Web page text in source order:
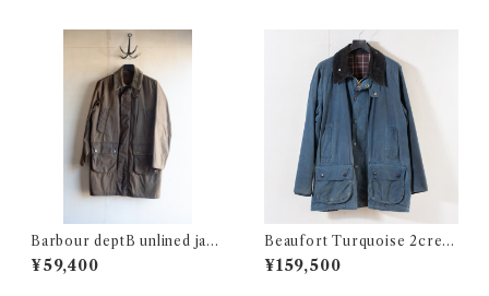
Barbour deptB unlined jack
et @2000s e2014c
¥59,400
Beaufort Turquoise 2crest
c46 @1980s e3370c
¥159,500